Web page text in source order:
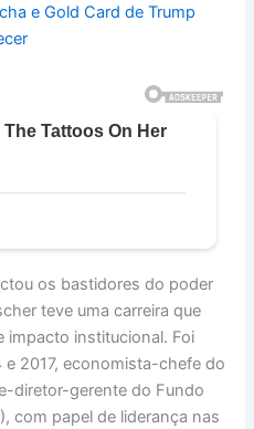
e Gold Card de Trump
os bastidores do poder
teve uma carreira que
impacto institucional. Foi
2017, economista-chefe do
diretor-gerente do Fundo
com papel de liderança nas